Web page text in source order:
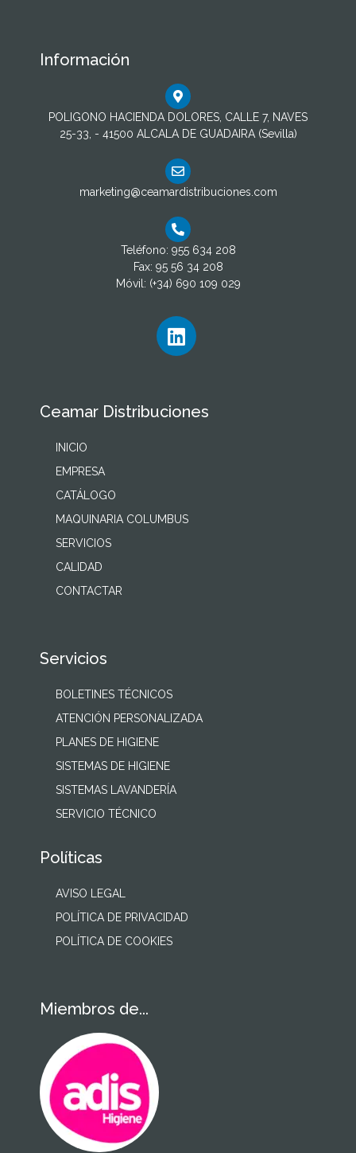
Información
POLIGONO HACIENDA DOLORES, CALLE 7, NAVES
25-33, - 41500 ALCALA DE GUADAIRA (Sevilla)
marketing@ceamardistribuciones.com
Teléfono: 955 634 208
Fax: 95 56 34 208
Móvil: (+34) 690 109 029
Ceamar Distribuciones
INICIO
EMPRESA
CATÁLOGO
MAQUINARIA COLUMBUS
SERVICIOS
CALIDAD
CONTACTAR
Servicios
BOLETINES TÉCNICOS
ATENCIÓN PERSONALIZADA
PLANES DE HIGIENE
SISTEMAS DE HIGIENE
SISTEMAS LAVANDERÍA
SERVICIO TÉCNICO
Políticas
AVISO LEGAL
POLÍTICA DE PRIVACIDAD
POLÍTICA DE COOKIES
Miembros de...